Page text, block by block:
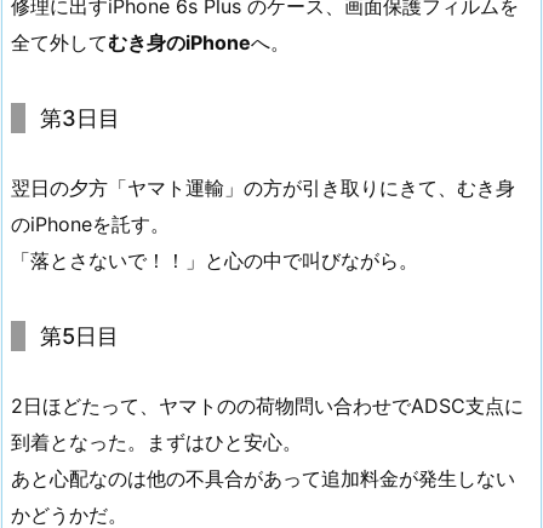
修理に出すiPhone 6s Plus のケース、画面保護フィルムを
全て外してむき身のiPhoneへ。
第3日目
翌日の夕方「ヤマト運輸」の方が引き取りにきて、むき身
のiPhoneを託す。
「落とさないで！！」と心の中で叫びながら。
第5日目
2日ほどたって、ヤマトのの荷物問い合わせでADSC支点に
到着となった。まずはひと安心。
あと心配なのは他の不具合があって追加料金が発生しない
かどうかだ。